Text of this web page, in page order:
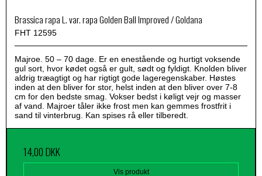
Brassica rapa L. var. rapa Golden Ball Improved / Goldana
FHT 12595
Majroe. 50 – 70 dage. Er en enestående og hurtigt voksende
gul sort, hvor kødet også er gult, sødt og fyldigt. Knolden bliver
aldrig træagtigt og har rigtigt gode lageregenskaber. Høstes
inden at den bliver for stor, helst inden at den bliver over 7-8
cm for den bedste smag. Vokser bedst i køligt vejr og masser
af vand. Majroer tåler ikke frost men kan gemmes frostfrit i
sand til vinterbrug. Kan spises rå eller tilberedt.
14,00 DKK
Vis produkt